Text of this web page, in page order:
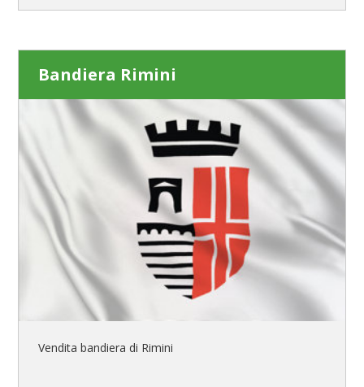
Bandiera Rimini
Vendita bandiera di Rimini